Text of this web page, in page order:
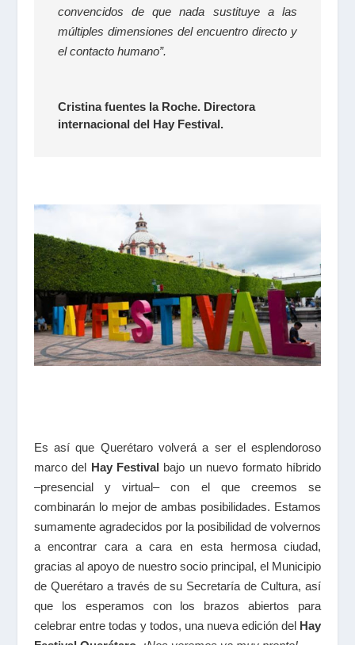
convencidos de que nada sustituye a las
múltiples dimensiones del encuentro directo y
el contacto humano”.
Cristina fuentes la Roche. Directora
internacional del Hay Festival.
Es así que Querétaro volverá a ser el esplendoroso
marco del Hay Festival bajo un nuevo formato híbrido
–presencial y virtual– con el que creemos se
combinarán lo mejor de ambas posibilidades. Estamos
sumamente agradecidos por la posibilidad de volvernos
a encontrar cara a cara en esta hermosa ciudad,
gracias al apoyo de nuestro socio principal, el Municipio
de Querétaro a través de su Secretaría de Cultura, así
que los esperamos con los brazos abiertos para
celebrar entre todas y todos, una nueva edición del Hay